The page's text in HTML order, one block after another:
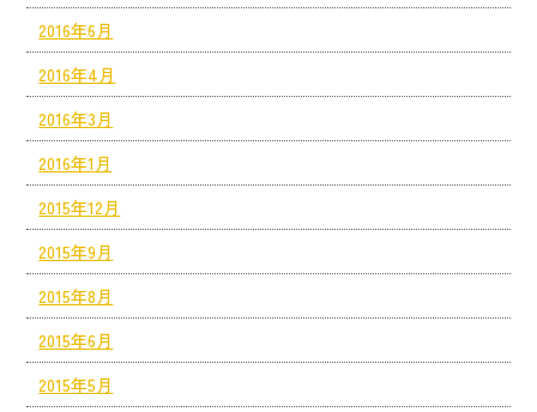
2016年6月
2016年4月
2016年3月
2016年1月
2015年12月
2015年9月
2015年8月
2015年6月
2015年5月